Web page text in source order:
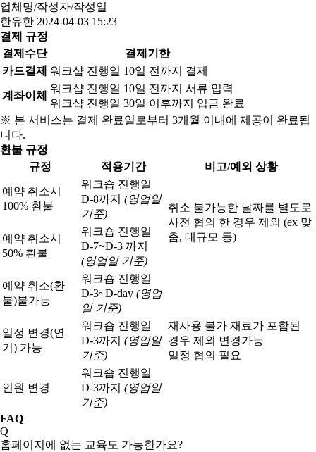
업체명/작성자/작성일
한유한 2024-04-03 15:23
결제 규정
결제수단
결제기한
카드결제 워크샵 진행일 10일 전까지 결제
계좌이체
워크샵 진행일 10일 전까지 서류 입력
워크샵 진행일 30일 이후까지 입금 완료
※ 본 서비스는 결제 완료일로부터 3개월 이내에 제공이 완료됩
니다.
환불 규정
규정
적용기간 비고/예외 상황
예약 취소시
100% 환불
워크숍 진행일
D-8까지 (영업일
기준)
취소 불가능한 날짜를 별도로
사전 협의 한 경우 제외 (ex 맞
춤, 대규모 등)
예약 취소시
50% 환불
워크숍 진행일
D-7~D-3 까지
(영업일 기준)
예약 취소(환
불)불가능
워크숍 진행일
D-3~D-day (영업
일 기준)
일정 변경(연
기) 가능
워크숍 진행일
D-3까지 (영업일
기준)
재사용 불가 재료가 포함된
경우 제외 변경가능
일정 협의 필요
인원 변경
워크숍 진행일
D-3까지 (영업일
기준)
FAQ
Q
홈페이지에 없는 교육도 가능한가요?